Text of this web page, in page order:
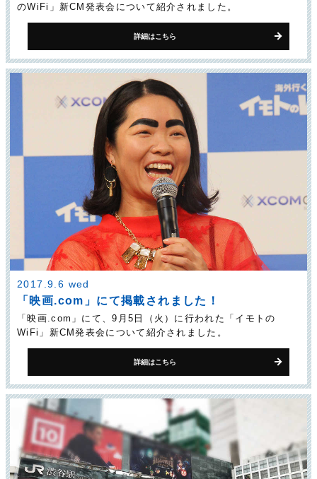
のWiFi」新CM発表会について紹介されました。
詳細はこちら
2017.9.6 wed
「映画.com」にて掲載されました！
「映画.com」にて、9月5日（火）に行われた「イモトの
WiFi」新CM発表会について紹介されました。
詳細はこちら